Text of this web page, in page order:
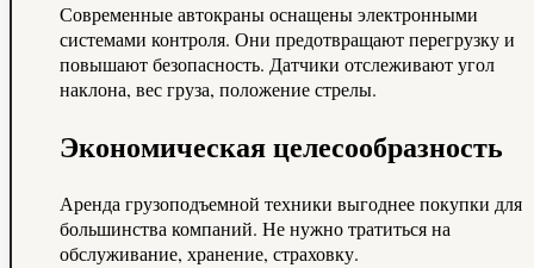
Современные автокраны оснащены электронными
системами контроля. Они предотвращают перегрузку и
повышают безопасность. Датчики отслеживают угол
наклона, вес груза, положение стрелы.
Экономическая целесообразность
Аренда грузоподъемной техники выгоднее покупки для
большинства компаний. Не нужно тратиться на
обслуживание, хранение, страховку.